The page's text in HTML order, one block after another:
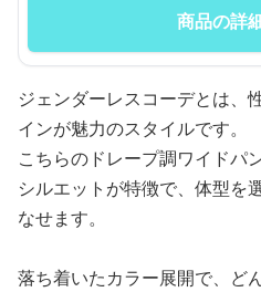
商品の詳
ジェンダーレスコーデとは、
インが魅力のスタイルです。
こちらのドレープ調ワイドパ
シルエットが特徴で、体型を
なせます。
落ち着いたカラー展開で、ど